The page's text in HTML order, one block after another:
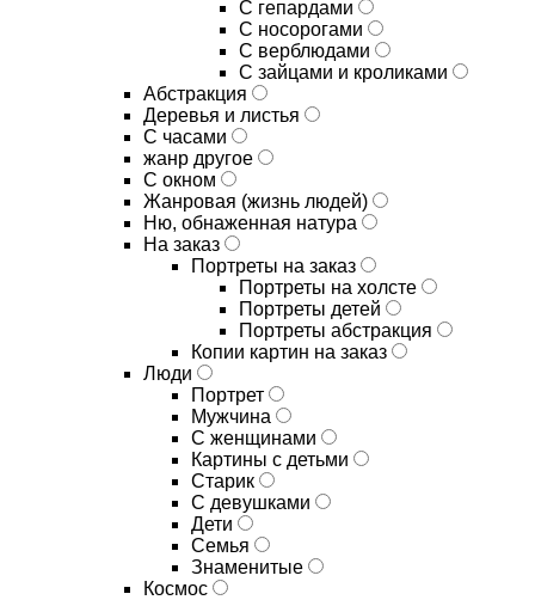
С гепардами
С носорогами
С верблюдами
С зайцами и кроликами
Абстракция
Деревья и листья
С часами
жанр другое
С окном
Жанровая (жизнь людей)
Ню, обнаженная натура
На заказ
Портреты на заказ
Портреты на холсте
Портреты детей
Портреты абстракция
Копии картин на заказ
Люди
Портрет
Мужчина
С женщинами
Картины с детьми
Старик
С девушками
Дети
Семья
Знаменитые
Космос